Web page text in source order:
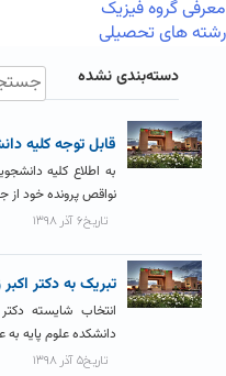
معرفی گروه فیزیک
رشته های تحصیلی
دسته‌بندی نشده
قابل توجه کلیه
نواقص پرونده خود
تاریخ۶ آذر ۱۳۹۸
تبریک به دکتر اکبر
انتخاب شایسته
دانشکده علوم پایه به
تاریخ۵ آذر ۱۳۹۸